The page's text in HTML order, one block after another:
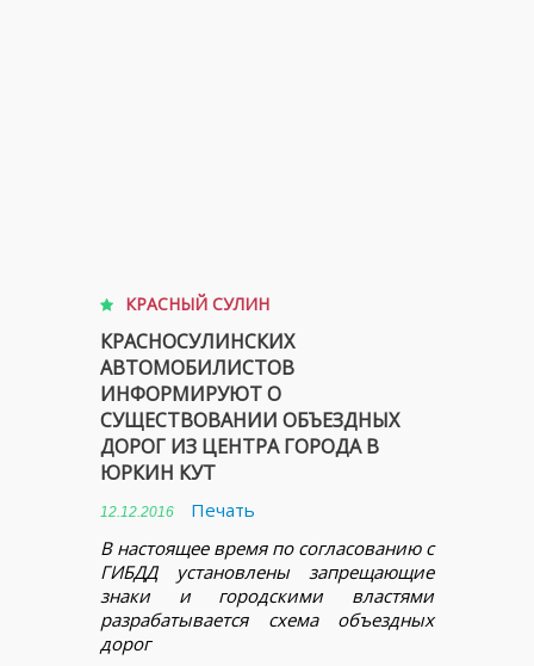
КРАСНЫЙ СУЛИН
КРАСНОСУЛИНСКИХ
АВТОМОБИЛИСТОВ
ИНФОРМИРУЮТ О
СУЩЕСТВОВАНИИ ОБЪЕЗДНЫХ
ДОРОГ ИЗ ЦЕНТРА ГОРОДА В
ЮРКИН КУТ
12.12.2016
Печать
В настоящее время по согласованию с
ГИБДД установлены запрещающие
знаки и городскими властями
разрабатывается схема объездных
дорог